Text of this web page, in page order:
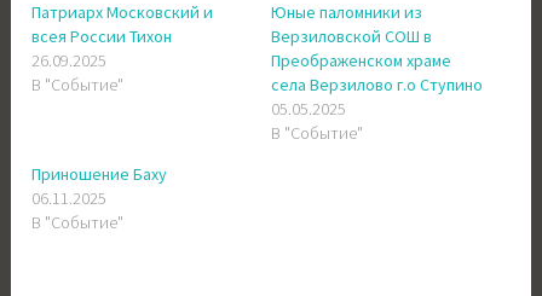
Патриарх Московский и
всея России Тихон
26.09.2025
В "Событие"
Юные паломники из
Верзиловской СОШ в
Преображенском храме
села Верзилово г.о Ступино
05.05.2025
В "Событие"
Приношение Баху
06.11.2025
В "Событие"